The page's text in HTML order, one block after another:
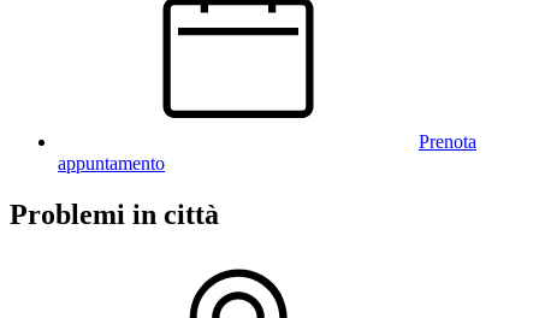
Prenota
appuntamento
Problemi in città